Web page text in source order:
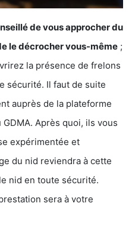
de vous approcher du
le décrocher vous-même ;
la présence de frelons
sécurité. Il faut de suite
auprès de la plateforme
GDMA. Après quoi, ils vous
expérimentée et
du nid reviendra à cette
nid en toute sécurité.
sera à votre